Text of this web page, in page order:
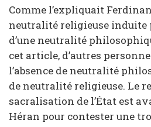
Comme l’expliquait
neutralité religieuse induite
d’une neutralité
cet article, d’autres
l’absence de neutralité
de neutralité religieuse. Le
sacralisation de l’État est
Héran pour contester une